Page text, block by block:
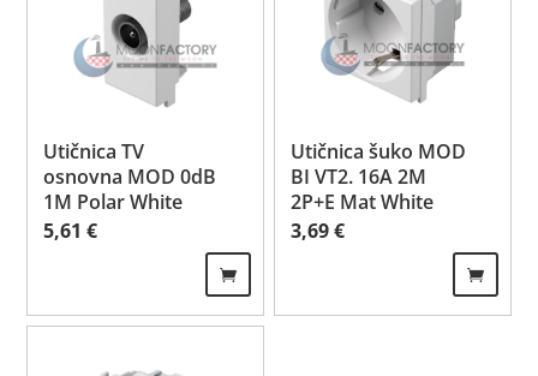
Utičnica TV
osnovna MOD 0dB
1M Polar White
5,61€
Utičnica šuko MOD
BI VT2. 16A 2M
2P+E Mat White
3,69€